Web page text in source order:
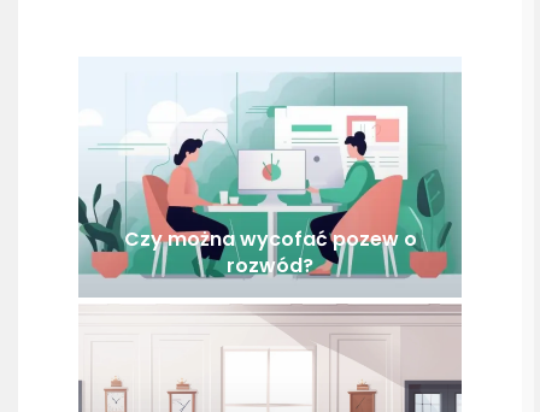
Czy można wycofać pozew o
rozwód?